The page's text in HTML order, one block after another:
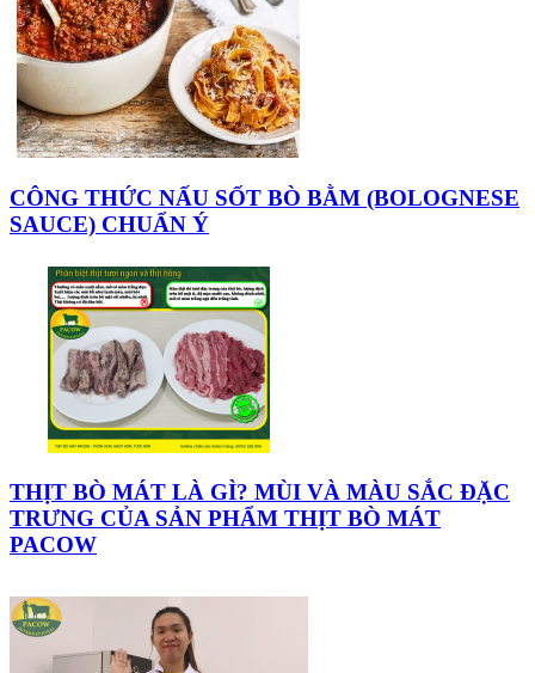
CÔNG THỨC NẤU SỐT BÒ BẰM (BOLOGNESE
SAUCE) CHUẨN Ý
THỊT BÒ MÁT LÀ GÌ? MÙI VÀ MÀU SẮC ĐẶC
TRƯNG CỦA SẢN PHẨM THỊT BÒ MÁT
PACOW